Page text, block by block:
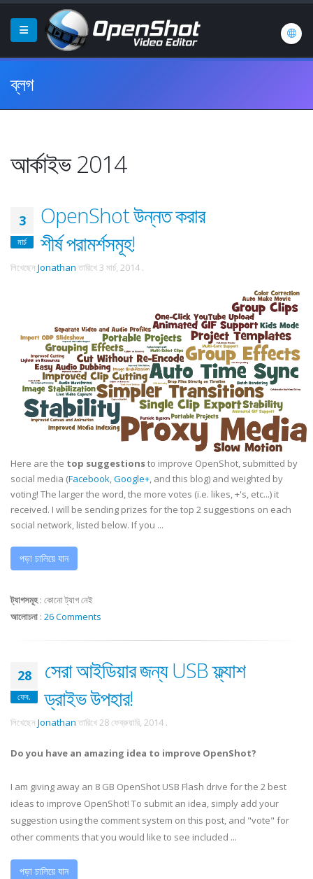
ব্লগ
আর্কাইভ 2014
3
মার্চ
OpenShot উন্নত করার
শীর্ষ পরামর্শসমূহ!
লিখেছেন Jonathan তারিখে 3 মার্চ, 2014 .
Here are the top suggestionsto improve OpenShot, submitted by
social media (Facebook,Google+, and this blog) and weighted by
voting! The larger the word, the more votes (i.e. likes, +'s, etc...) it
received. I will be sending prizes for the top 2 suggestions on each
social network, listed below. If you ...
পড়া চালিয়ে যান
ট্যাগসমূহ: কোনো ট্যাগ নেই
আলোচনা : 26 Comments
28
ফেব.
সেরা আইডিয়ার জন্য USB ফ্ল্যাশ
ড্রাইভ উপহার!
লিখেছেন Jonathan তারিখে28 ফেব্রুয়ারি, 2014 .
Do you have an amazing idea to improve OpenShot?
I am giving away an 8 GB OpenShot USB Flash drive for the 2 best
ideas to improve OpenShot! To submit an idea, simply add your
suggestion using the comment system on this post, and "vote" for
other comments that you would like to see included ...
পড়া চালিয়ে যান